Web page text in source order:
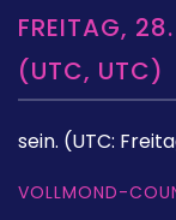
FREITAG,
(UTC, UTC)
sein. (UTC:
VOLLMOND-